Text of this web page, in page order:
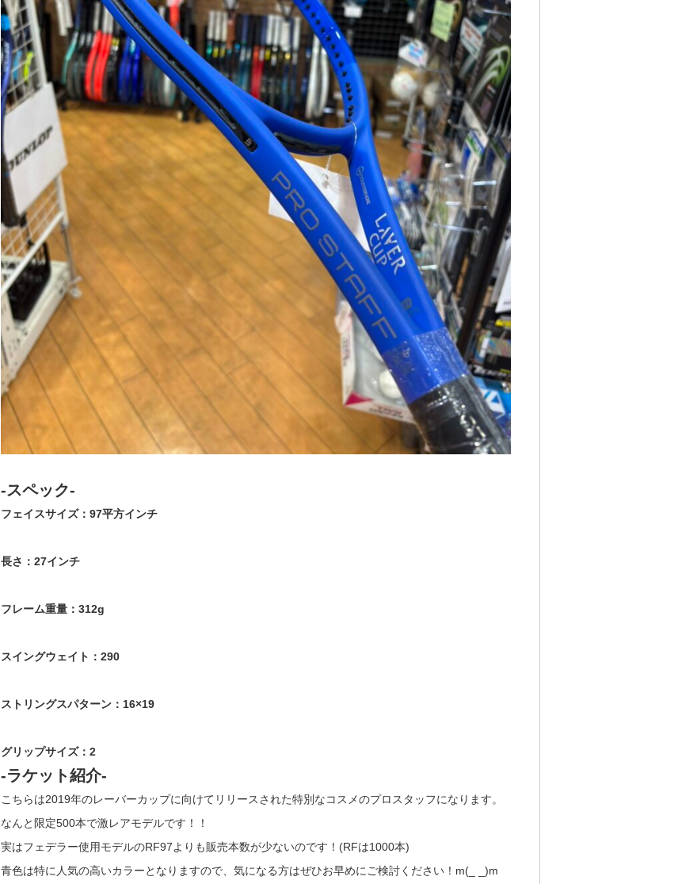
-スペック-
フェイスサイズ：97平方インチ
長さ：27インチ
フレーム重量：312g
スイングウェイト：290
ストリングスパターン：16×19
グリップサイズ：2
-ラケット紹介-
こちらは2019年のレーバーカップに向けてリリースされた特別なコスメのプロスタッフになります。
なんと限定500本で激レアモデルです！！
実はフェデラー使用モデルのRF97よりも販売本数が少ないのです！(RFは1000本)
青色は特に人気の高いカラーとなりますので、気になる方はぜひお早めにご検討ください！m(_ _)m